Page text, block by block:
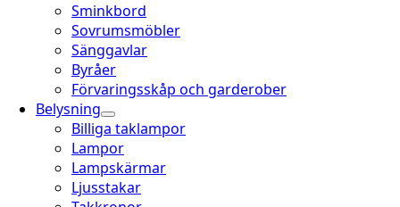
Sminkbord
Sovrumsmöbler
Sänggavlar
Byråer
Förvaringsskåp och garderober
Belysning
Billiga taklampor
Lampor
Lampskärmar
Ljusstakar